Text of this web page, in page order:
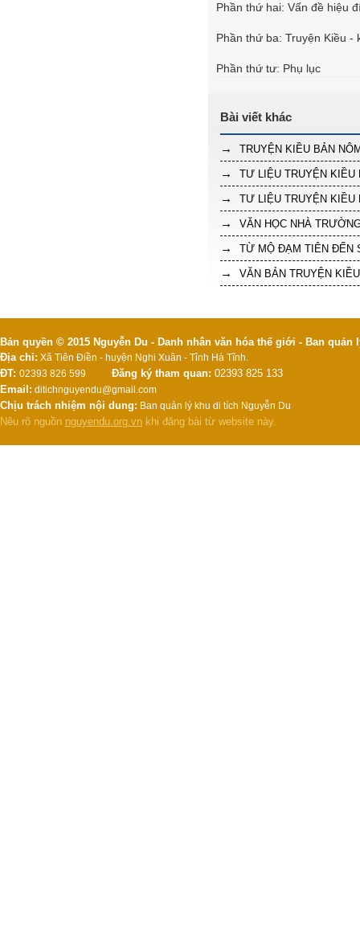
Phần thứ hai: Vấn đề hiệu
Phần thứ ba: Truyện Kiều -
Phần thứ tư: Phụ lục
TRUYỆN KIỀU BẢN
TƯ LIỆU TRUYỆN KIỀU
TƯ LIỆU TRUYỆN KIỀU
VĂN HỌC NHÀ
TỪ MỘ ĐẠM TIÊN ĐẾN
VĂN BẢN TRUYỆN
Bản quyền © 2015 Nguyễn Du - Danh nhân văn hóa thế giới - Ban
Địa chỉ: Xã Tiên Điền - huyện Nghi Xuân - Tỉnh Hà Tĩnh.
ĐT: 02393 826 599 Đăng ký tham quan: 02393 825 133
Email: ditichnguyendu@gmail.com
Chịu trách nhiệm nội dung: Ban quản lý khu di tích Nguyễn Du
Nêu rõ nguồn nguyendu.org.vn khi đăng bài từ website này.